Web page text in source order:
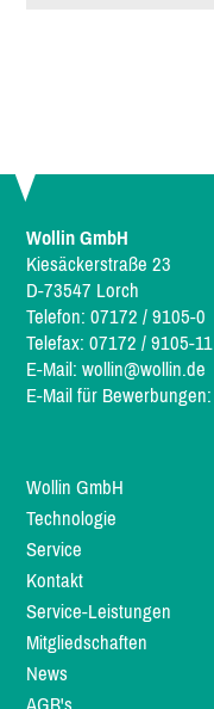
Wollin GmbH
Kiesäckerstraße 23
D-73547 Lorch
Telefon: 07172 / 9105-0
Telefax: 07172 / 9105-11
E-Mail:wollin@wollin.de
E-Mail für Bewerbungen:
Wollin GmbH
Technologie
Service
Kontakt
Service-Leistungen
Mitgliedschaften
News